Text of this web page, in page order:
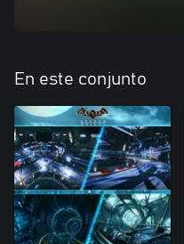
En este conjunto